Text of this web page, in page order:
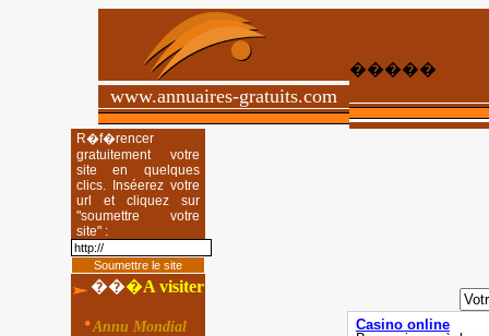
www.annuaires-gratuits.com
�����
R�f�rencer
gratuitement votre
site en quelques
clics. Inséerez votre
url et cliquez sur
"soumettre votre
site" :
���A visiter
Annu Mondial